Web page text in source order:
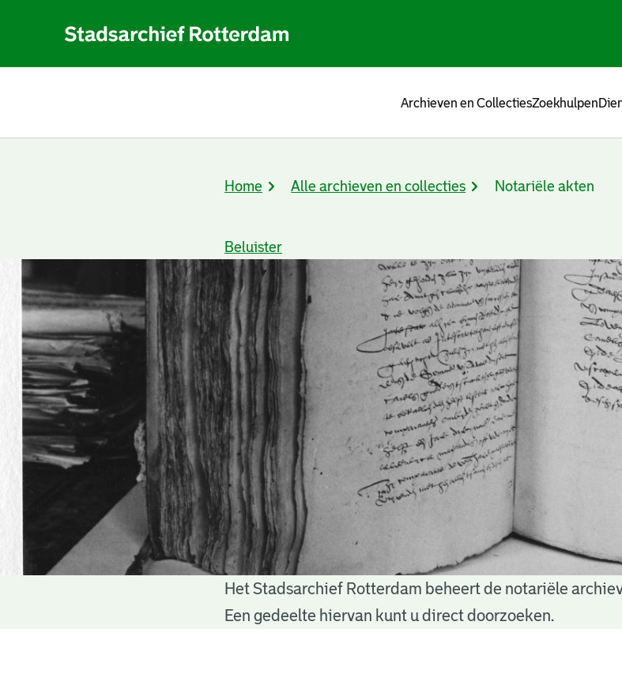
Archieven en CollectiesZoekhulpen
Kruimelpad
Home Alle archieven en collecties Notariële akten
Beluister
Het Stadsarchief Rotterdam beheert de notariële
Een gedeelte hiervan kunt u direct doorzoeken.